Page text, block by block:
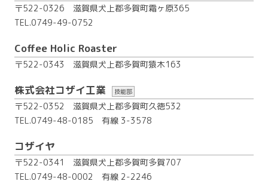
〒522-0326 滋賀県犬上郡多賀町霜ヶ原365
TEL.0749-49-0752
Coffee Holic Roaster
〒522-0343 滋賀県犬上郡多賀町猿木163
株式会社コザイ工業 技能部
〒522-0352 滋賀県犬上郡多賀町久徳532
TEL.0749-48-0185
有線 3-3578
コザイヤ
〒522-0341 滋賀県犬上郡多賀町多賀707
TEL.0749-48-0002
有線 2-2246